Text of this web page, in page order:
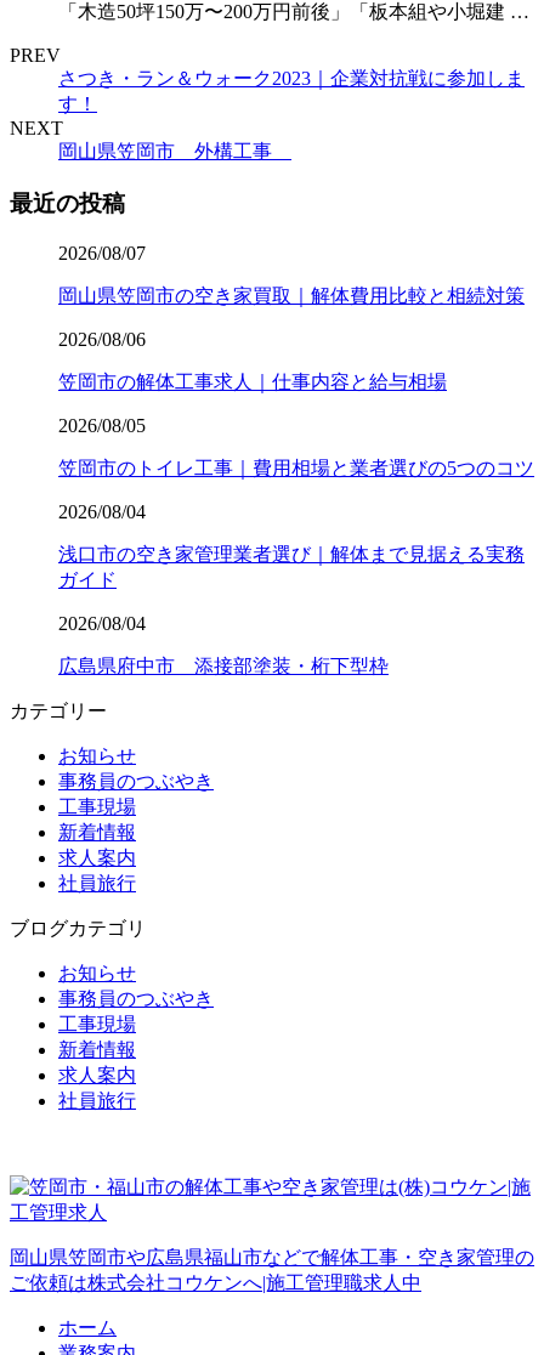
「木造50坪150万〜200万円前後」「板本組や小堀建 …
PREV
さつき・ラン＆ウォーク2023｜企業対抗戦に参加しま
す！
NEXT
岡山県笠岡市 外構工事
最近の投稿
2026/08/07
岡山県笠岡市の空き家買取｜解体費用比較と相続対策
2026/08/06
笠岡市の解体工事求人｜仕事内容と給与相場
2026/08/05
笠岡市のトイレ工事｜費用相場と業者選びの5つのコツ
2026/08/04
浅口市の空き家管理業者選び｜解体まで見据える実務
ガイド
2026/08/04
広島県府中市 添接部塗装・桁下型枠
カテゴリー
お知らせ
事務員のつぶやき
工事現場
新着情報
求人案内
社員旅行
ブログカテゴリ
お知らせ
事務員のつぶやき
工事現場
新着情報
求人案内
社員旅行
岡山県笠岡市や広島県福山市などで解体工事・空き家管理の
ご依頼は株式会社コウケンへ|施工管理職求人中
ホーム